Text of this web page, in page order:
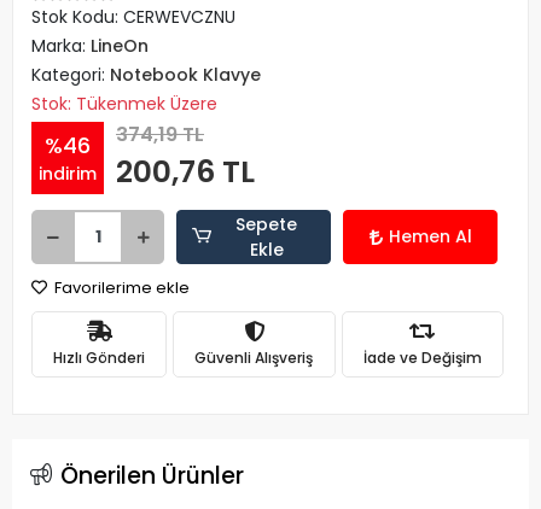
Stok Kodu: CERWEVCZNU
Marka: LineOn
Kategori: Notebook Klavye
Stok: Tükenmek Üzere
%46
indirim
374,19 TL
200,76 TL
Sepete
Ekle
Hemen Al
Favorilerime ekle
Hızlı Gönderi Güvenli Alışveriş İade ve Değişim
Önerilen Ürünler